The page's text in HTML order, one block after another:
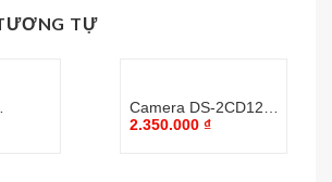
TỰ
Camera DS-2CD1201-
I5
2.350.000 ₫